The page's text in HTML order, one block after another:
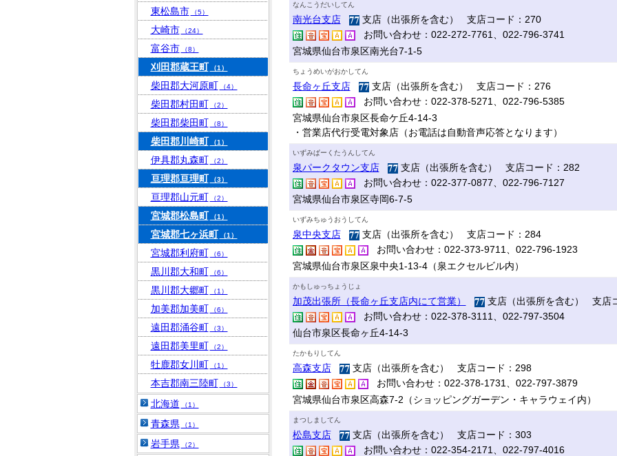
なんこうだいしてん
南光台支店
支店（出張所を含む） 支店コード：270
お問い合わせ：022-272-7761、022-796-3741
宮城県仙台市泉区南光台7-1-5
ちょうめいがおかしてん
長命ヶ丘支店
支店（出張所を含む） 支店コード：276
お問い合わせ：022-378-5271、022-796-5385
宮城県仙台市泉区長命ケ丘4-14-3
・営業店代行受電対象店（お電話は自動音声応答となります）
いずみぱーくたうんしてん
泉パークタウン支店
支店（出張所を含む） 支店コード：282
お問い合わせ：022-377-0877、022-796-7127
宮城県仙台市泉区寺岡6-7-5
いずみちゅうおうしてん
泉中央支店
支店（出張所を含む） 支店コード：284
お問い合わせ：022-373-9711、022-796-1923
宮城県仙台市泉区泉中央1-13-4（泉エクセルビル内）
かもしゅっちょうじょ
加茂出張所（長命ヶ丘支店内にて営業）
支店（出張所を含む） 支店
お問い合わせ：022-378-3111、022-797-3504
仙台市泉区長命ヶ丘4-14-3
たかもりしてん
高森支店
支店（出張所を含む） 支店コード：298
お問い合わせ：022-378-1731、022-797-3879
宮城県仙台市泉区高森7-2（ショッピングガーデン・キャラウェイ内）
まつしましてん
松島支店
支店（出張所を含む） 支店コード：303
お問い合わせ：022-354-2171、022-797-4016
東松島市 （5）
大崎市 （24）
富谷市 （8）
刈田郡蔵王町 （1）
柴田郡大河原町 （4）
柴田郡村田町 （2）
柴田郡柴田町 （8）
柴田郡川崎町 （1）
伊具郡丸森町 （2）
亘理郡亘理町 （3）
亘理郡山元町 （2）
宮城郡松島町 （1）
宮城郡七ヶ浜町 （1）
宮城郡利府町 （6）
黒川郡大和町 （6）
黒川郡大郷町 （1）
加美郡加美町 （6）
遠田郡涌谷町 （3）
遠田郡美里町 （2）
牡鹿郡女川町 （1）
本吉郡南三陸町 （3）
北海道 （1）
青森県 （1）
岩手県 （2）